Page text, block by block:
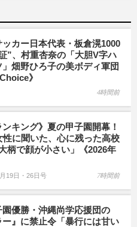
ッカー日本代表・板倉滉1000
”、村重杏奈の「大胆V字ハ
畑野ひろ子の美ボディ軍団
》
4時間前
ンキング》夏の甲子園開幕！
性に聞いた、心に残った高校
柄で顔が小さい」《2026年
19日・26日号 7時間前
優勝・沖縄尚学応援団の
ー』に禁止令「暴行には甘い